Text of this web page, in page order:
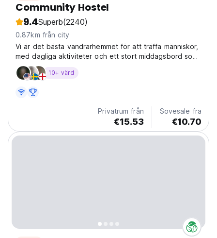
Community Hostel
9.4Superb(2240)
0.87km från city
Vi är det bästa vandrarhemmet för att träffa människor,
med dagliga aktiviteter och ett stort middagsbord som
gör det möjligt för alla att dela och skapa upplevelser
som varar livet ut! Bästa vandrarhem frukost och
10+ värd
Privatrum från
€15.53
Sovesale fra
€10.70